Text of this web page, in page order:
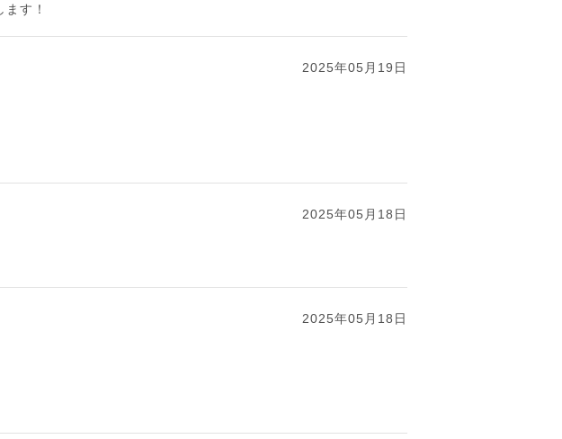
す！
2025年05月19日
2025年05月18日
2025年05月18日